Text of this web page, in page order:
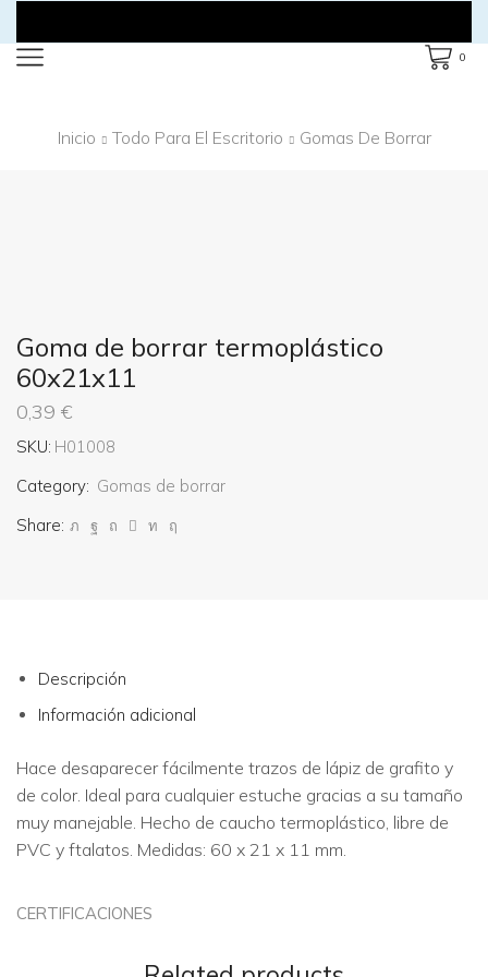
0
Inicio Todo Para El Escritorio Gomas De Borrar
Goma de borrar termoplástico
60x21x11
0,39 €
SKU: H01008
Category: Gomas de borrar
Share:
Descripción
Información adicional
Hace desaparecer fácilmente trazos de lápiz de grafito y
de color. Ideal para cualquier estuche gracias a su tamaño
muy manejable. Hecho de caucho termoplástico, libre de
PVC y ftalatos. Medidas: 60 x 21 x 11 mm.
CERTIFICACIONES